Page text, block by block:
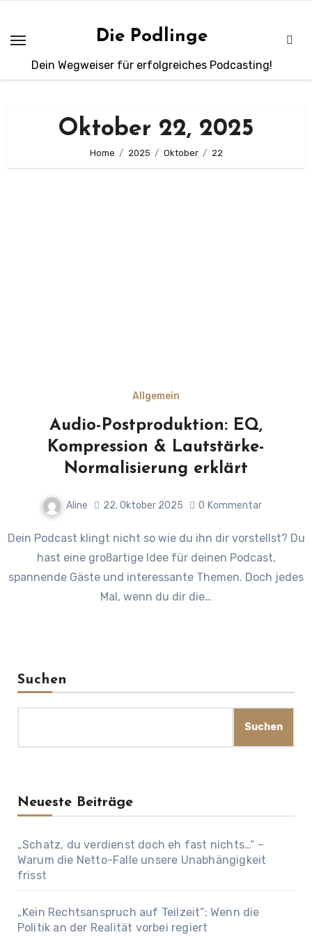
springen
Die Podlinge
Dein Wegweiser für erfolgreiches Podcasting!
Oktober 22, 2025
Home 2025 Oktober 22
Allgemein
Audio-Postproduktion: EQ,
Kompression & Lautstärke-
Normalisierung erklärt
Aline 22. Oktober 2025 0 Kommentar
Dein Podcast klingt nicht so wie du ihn dir vorstellst? Du
hast eine großartige Idee für deinen Podcast,
spannende Gäste und interessante Themen. Doch jedes
Mal, wenn du dir die…
Suchen
Suchen
Neueste Beiträge
„Schatz, du verdienst doch eh fast nichts…“ –
Warum die Netto-Falle unsere Unabhängigkeit
frisst
„Kein Rechtsanspruch auf Teilzeit“: Wenn die
Politik an der Realität vorbei regiert